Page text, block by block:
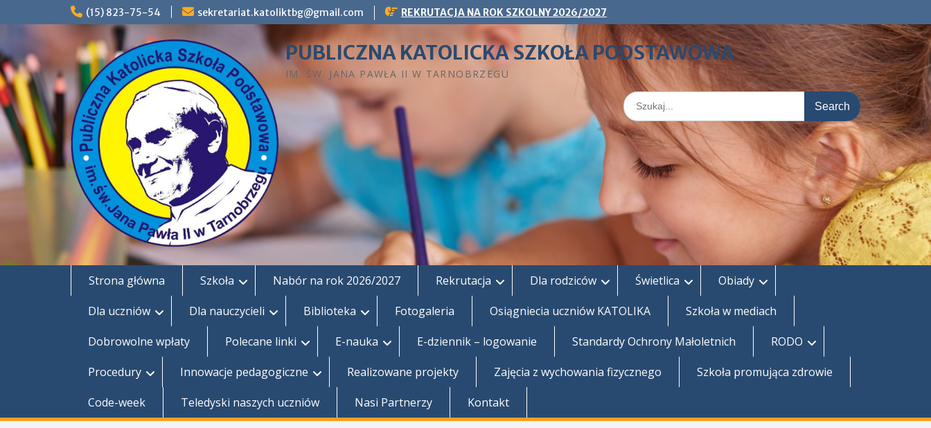
to
(15) 823-75-54 sekretariat.katoliktbg@gmail.com REKRUTACJA NA ROK SZKOLNY 2026/2027
PUBLICZNA KATOLICKA SZKOŁA PODSTAWOWA
IM. ŚW. JANA PAWŁA II W TARNOBRZEGU
Search
for:
Strona główna Szkoła Nabór na rok 2026/2027 Rekrutacja Dla rodziców Świetlica
Obiady
Dla uczniów
Dla nauczycieli Biblioteka Fotogaleria Osiągniecia uczniów KATOLIKA
Szkoła w mediach
Dobrowolne wpłaty
Polecane linki E-nauka E-dziennik – logowanie Standardy Ochrony Małoletnich
RODO
Procedury
Innowacje pedagogiczne Realizowane projekty Zajęcia z wychowania fizycznego
Szkoła promująca zdrowie
Code-week
Teledyski naszych uczniów Nasi Partnerzy Kontakt